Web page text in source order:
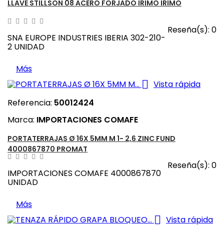
LLAVE STILLSON 08 ACERO FORJADO IRIMO IRIMO
Reseña(s): 0
SNA EUROPE INDUSTRIES IBERIA 302-210-
2 UNIDAD
Más
 Vista rápida
Referencia: 50012424
Marca: IMPORTACIONES COMAFE
PORTATERRAJAS Ø 16X 5MM M 1- 2,6 ZINC FUND
4000867870 PROMAT
Reseña(s): 0
IMPORTACIONES COMAFE 4000867870
UNIDAD
Más
 Vista rápida